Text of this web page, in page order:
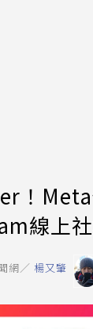
！
線上
網／ 楊又肇